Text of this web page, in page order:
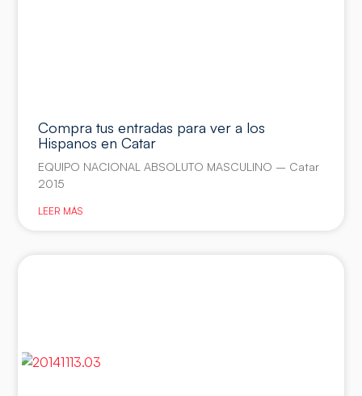
Compra tus entradas para ver a los
Hispanos en Catar
EQUIPO NACIONAL ABSOLUTO MASCULINO – Catar
2015
LEER MÁS